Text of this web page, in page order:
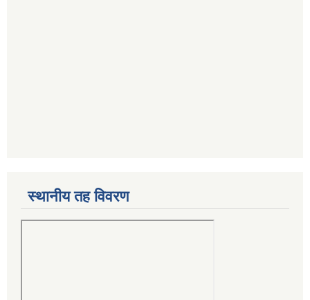
स्थानीय तह विवरण